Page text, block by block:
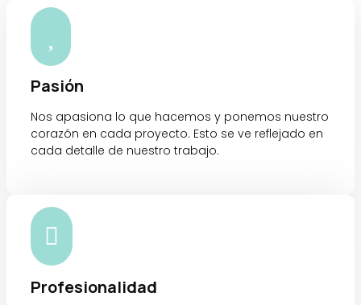
Pasión
Nos apasiona lo que hacemos y ponemos nuestro
corazón en cada proyecto. Esto se ve reflejado en
cada detalle de nuestro trabajo.

Profesionalidad